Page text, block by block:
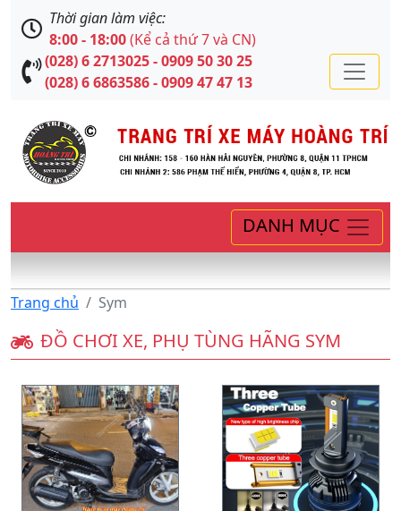
Thời gian làm việc:
8:00 - 18:00(Kể cả thứ 7 và CN)
(028) 6 2713025 - 0909 50 30 25
(028) 6 6863586 - 0909 47 47 13
DANH MỤC
Trang chủ Sym
ĐỒ CHƠI XE, PHỤ TÙNG HÃNG SYM